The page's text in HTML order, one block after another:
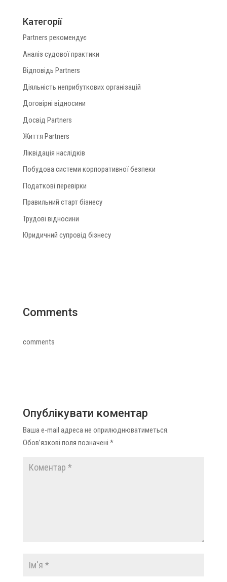
Категорії
Partners рекомендує
Аналіз судової практики
Відповідь Partners
Діяльність неприбуткових організацій
Договірні відносини
Досвід Partners
Життя Partners
Ліквідація наслідків
Побудова системи корпоративної безпеки
Податкові перевірки
Правильний старт бізнесу
Трудові відносини
Юридичний супровід бізнесу
Comments
comments
Опублікувати коментар
Ваша e-mail адреса не оприлюднюватиметься.
Обов’язкові поля позначені *